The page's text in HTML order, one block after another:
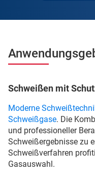
Schweißen mit
Moderne
Schweißgase. Die
und professioneller
Schweißergebnisse zu
Schweißverfahren
Gasauswahl.